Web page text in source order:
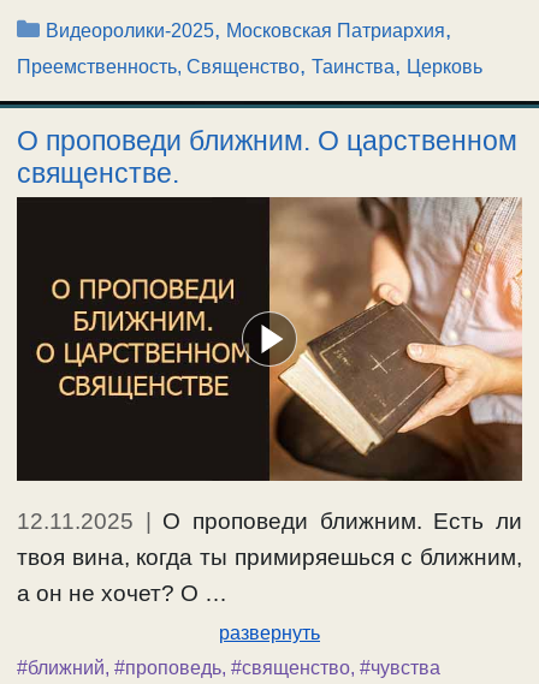
Рубрики
Видеоролики-2025, Московская Патриархия,
Преемственность, Священство, Таинства, Церковь
О проповеди ближним. О царственном
священстве.
12.11.2025 | О проповеди ближним. Есть ли
твоя вина, когда ты примиряешься с ближним,
а он не хочет? О …
развернуть
#ближний, #проповедь, #священство, #чувства